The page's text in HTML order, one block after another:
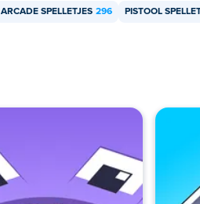
ARCADE SPELLETJES 296 PISTOOL